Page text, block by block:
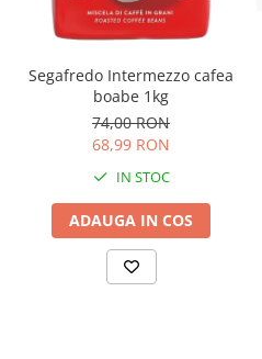
Segafredo Intermezzo cafea
boabe 1kg
74,00 RON
68,99 RON
IN STOC
ADAUGA IN COS